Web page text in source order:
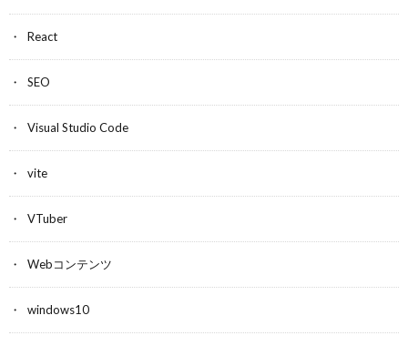
React
SEO
Visual Studio Code
vite
VTuber
Webコンテンツ
windows10